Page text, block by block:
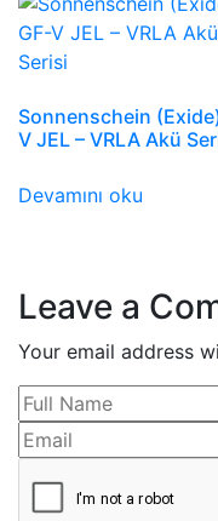
Sonnenschein
V JEL – VRLA Akü
Devamını oku
Leave a
Your email address